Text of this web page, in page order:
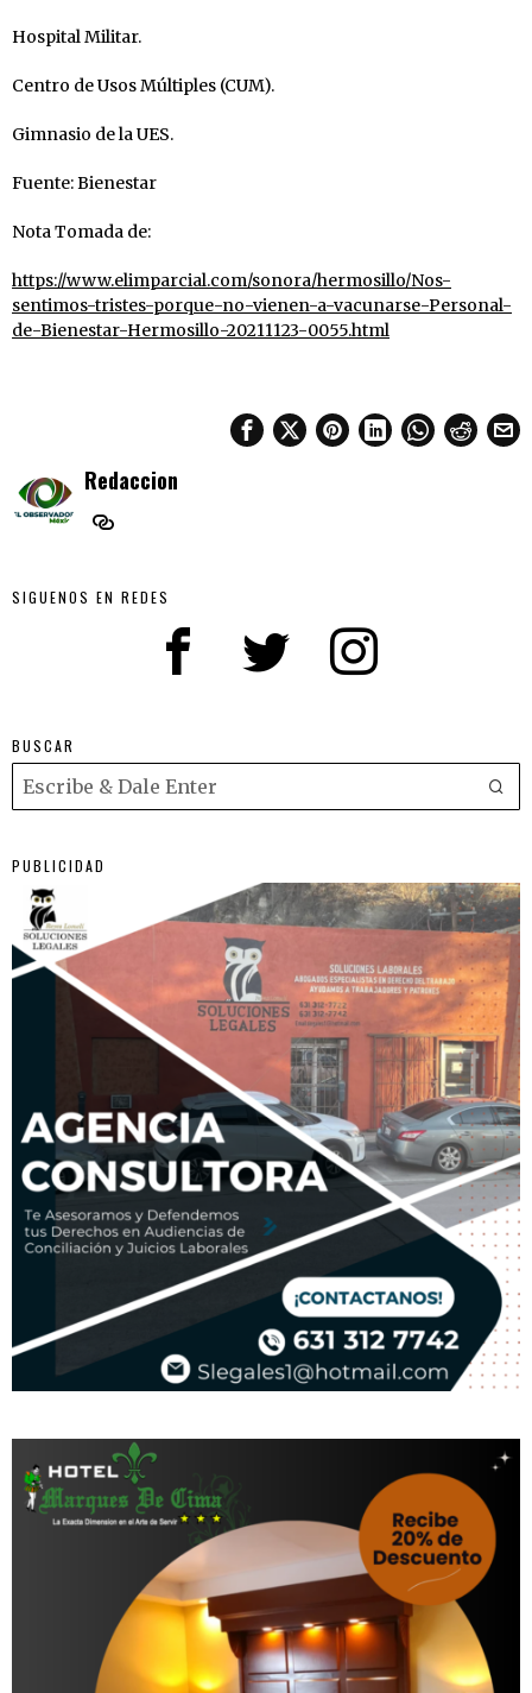
Hospital Militar.
Centro de Usos Múltiples (CUM).
Gimnasio de la UES.
Fuente: Bienestar
Nota Tomada de:
https://www.elimparcial.com/sonora/hermosillo/Nos-
sentimos-tristes-porque-no-vienen-a-vacunarse-Personal-
de-Bienestar-Hermosillo-20211123-0055.html
Redaccion
SIGUENOS EN REDES
BUSCAR
PUBLICIDAD